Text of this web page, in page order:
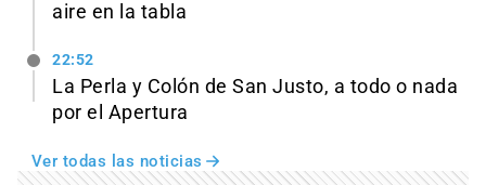
aire en la tabla
22:52
La Perla y Colón de San Justo, a todo o nada
por el Apertura
Ver todas las noticias